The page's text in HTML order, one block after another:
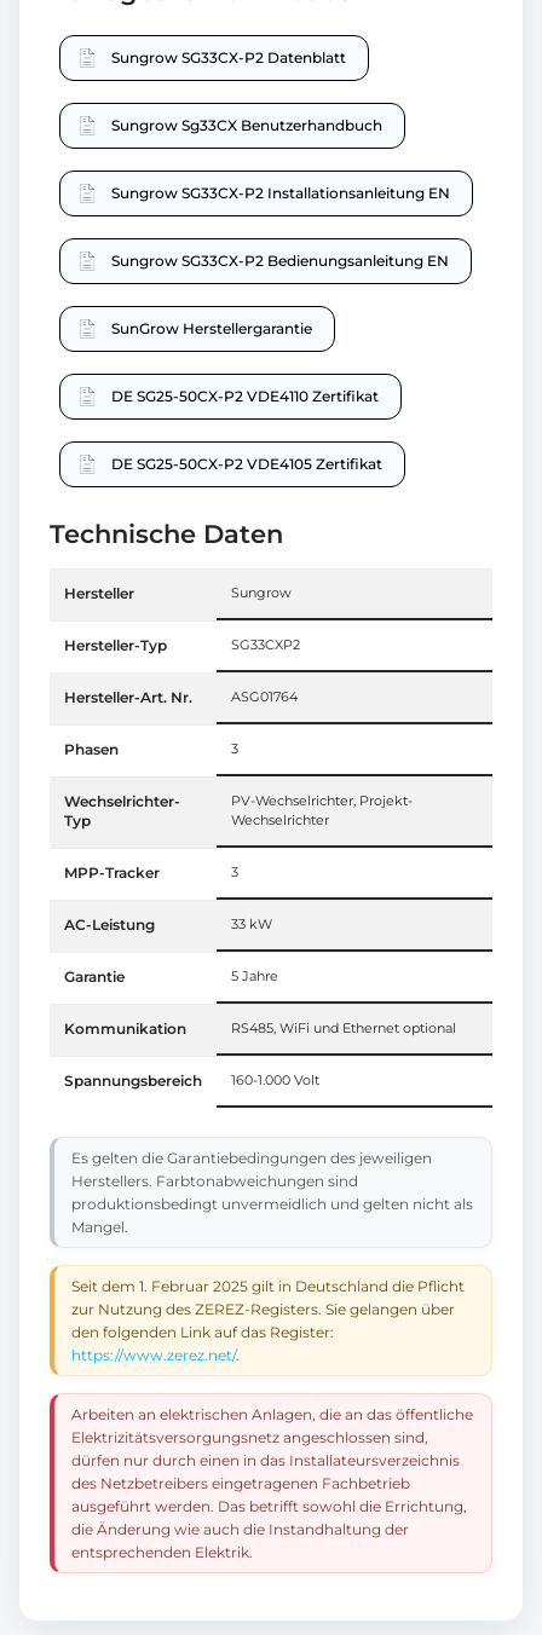
Sungrow SG33CX-P2 Datenblatt
Sungrow Sg33CX Benutzerhandbuch
Sungrow SG33CX-P2 Installationsanleitung EN
Sungrow SG33CX-P2 Bedienungsanleitung EN
SunGrow Herstellergarantie
DE SG25-50CX-P2 VDE4110 Zertifikat
DE SG25-50CX-P2 VDE4105 Zertifikat
Technische Daten
Hersteller Sungrow
Hersteller-Typ SG33CXP2
Hersteller-Art. Nr. ASG01764
Phasen 3
Wechselrichter-
Typ
PV-Wechselrichter, Projekt-
Wechselrichter
MPP-Tracker 3
AC-Leistung 33 kW
Garantie 5 Jahre
Kommunikation RS485, WiFi und Ethernet optional
Spannungsbereich 160-1.000 Volt
Es gelten die Garantiebedingungen des jeweiligen
Herstellers. Farbtonabweichungen sind
produktionsbedingt unvermeidlich und gelten nicht als
Mangel.
Seit dem 1. Februar 2025 gilt in Deutschland die Pflicht
zur Nutzung des ZEREZ-Registers. Sie gelangen über
den folgenden Link auf das Register:
https://www.zerez.net/.
Arbeiten an elektrischen Anlagen, die an das öffentliche
Elektrizitätsversorgungsnetz angeschlossen sind,
dürfen nur durch einen in das Installateursverzeichnis
des Netzbetreibers eingetragenen Fachbetrieb
ausgeführt werden. Das betrifft sowohl die Errichtung,
die Änderung wie auch die Instandhaltung der
entsprechenden Elektrik.